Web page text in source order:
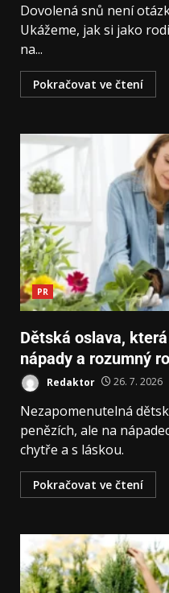
Dovolená snů není
Ukážeme, jak si jako
na...
Pokračovat ve čtení
PR
Dětská oslava,
nápady a rozumný
Redaktor 26. 7. 2026
Nezapomenutelná
penězích, ale na
chytře a s láskou.
Pokračovat ve čtení